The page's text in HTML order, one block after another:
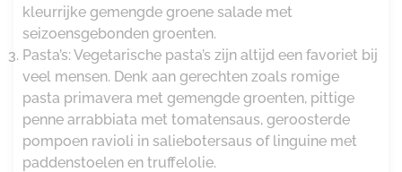
kleurrijke gemengde groene salade met
seizoensgebonden groenten.
Pasta’s: Vegetarische pasta’s zijn altijd een favoriet bij
veel mensen. Denk aan gerechten zoals romige
pasta primavera met gemengde groenten, pittige
penne arrabbiata met tomatensaus, geroosterde
pompoen ravioli in saliebotersaus of linguine met
paddenstoelen en truffelolie.